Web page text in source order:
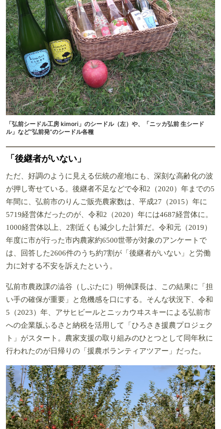
「弘前シードル工房 kimori」のシードル（左）や、「ニッカ弘前 生シード
ル」など“弘前発”のシードル各種
「後継者がいない」
ただ、好調のように見える伝統の産地にも、深刻な高齢化の波
が押し寄せている。後継者不足などで令和2（2020）年までの5
年間に、弘前市のりんご販売農家数は、平成27（2015）年に
5719経営体だったのが、令和2（2020）年には4687経営体に。
1000経営体以上、2割近くも減少した計算だ。令和元（2019）
年度に市が行った市内農家約6500世帯が対象のアンケートで
は、回答した2606件のうち約7割が「後継者がいない」と労働
力に対する不安を訴えたという。
弘前市農政課の澁谷（しぶたに）明伸課長は、この結果に「担
い手の確保が重要」と危機感を口にする。そんな状況下、令和
5（2023）年、アサヒビールとニッカウヰスキーによる弘前市
への企業版ふるさと納税を活用して「ひろさき援農プロジェク
ト」がスタート。農家支援の取り組みのひとつとして同年秋に
行われたのが日帰りの「援農ボランティアツアー」だった。